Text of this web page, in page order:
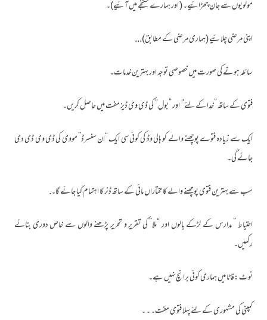
مولویوں سے جان چھڑائیے۔ ( اور ہمارے شکنجے میں آئیے)۔
اپنی مرضی چلائیے (ہماری مرضی کے مطابق)...
سائلہ ہونے کی صورت میں خصوصی توجہ اور بہترین خدمات۔
فتوی کے ساتھ ”خدا کے لئے“ اور ”بول“ کی ڈی وی ڈیز مفت میں حاصل کریں۔
ایک سے زیادہ فتوے پوچھنے والے کو ہالی وڈ کی کوئی سی ایک “ان سنسرڈ” مووی کی ڈی وی ڈی دی
جائے گی۔
سب سے بہترین فتوی پوچھنے والے کا مختاراں مائی کے ساتھ ڈنر کا اہتمام کیا جائے گا۔.
احتیاط ” مدارس کے لڑکے بالوں اور “ملا” کی تقریر و تحریر پڑھنے والوں سے خاص دوری بنائے
رکھیں۔
نوٹ :فاٹا میں ہماری کوئی برانچ نہیں ہے۔
کمپنی کی مشہوری کے لئے پہلا فتوی مفت۔ ۔ ۔